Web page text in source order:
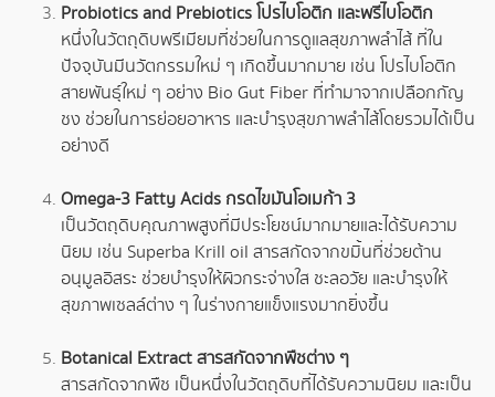
Probiotics and Prebiotics โปรไบโอติก และพรีไบโอติก
หนึ่งในวัตถุดิบพรีเมียมที่ช่วยในการดูแลสุขภาพลำไส้ ที่ใน
ปัจจุบันมีนวัตกรรมใหม่ ๆ เกิดขึ้นมากมาย เช่น โปรไบโอติก
สายพันธุ์ใหม่ ๆ อย่าง Bio Gut Fiber ที่ทำมาจากเปลือกกัญ
ชง ช่วยในการย่อยอาหาร และบำรุงสุขภาพลำไส้โดยรวมได้เป็น
อย่างดี
Omega-3 Fatty Acids กรดไขมันโอเมก้า 3
เป็นวัตถุดิบคุณภาพสูงที่มีประโยชน์มากมายและได้รับความ
นิยม เช่น Superba Krill oil สารสกัดจากขมิ้นที่ช่วยต้าน
อนุมูลอิสระ ช่วยบำรุงให้ผิวกระจ่างใส ชะลอวัย และบำรุงให้
สุขภาพเซลล์ต่าง ๆ ในร่างกายแข็งแรงมากยิ่งขึ้น
Botanical Extract สารสกัดจากพืชต่าง ๆ
สารสกัดจากพืช เป็นหนึ่งในวัตถุดิบที่ได้รับความนิยม และเป็น